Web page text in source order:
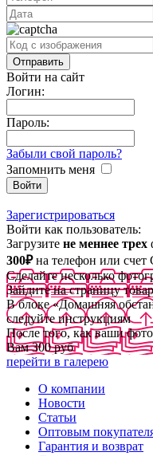
Войти на сайт
Логин:
Пароль:
Забыли свой пароль?
Запомнить меня
Зарегистрироваться
Войти как пользователь:
Загрузите не меннее трех
300₽на телефон или счет
Сделайте несколько
Зайдите на страницу
В блоке «Домашняя
следуйте инструкциям
После того, как ваши
Вам 300 руб
перейти в галерею
О компании
Новости
Статьи
Оптовым
Гарантия и возврат